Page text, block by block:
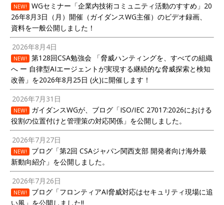
NEW!
WGセミナー「企業内技術コミュニティ活動のすすめ」20
26年8月3日（月）開催（ガイダンスWG主催）のビデオ録画、
資料を一般公開しました！
2026年8月4日
NEW!
第128回CSA勉強会 「脅威ハンティングを、すべての組織
へ ー 自律型AIエージェントが実現する継続的な脅威探索と検知
改善」を2026年8月25日 (火)に開催します！
2026年7月31日
NEW!
ガイダンスWGが、ブログ「ISO/IEC 27017:2026における
役割の位置付けと管理策の対応関係」を公開しました。
2026年7月27日
NEW!
ブログ「第2回 CSAジャパン関西支部 開発者向け海外最
新動向紹介」を公開しました。
2026年7月26日
NEW!
ブログ「フロンティアAI脅威対応はセキュリティ現場に追
い風」を公開しました!!